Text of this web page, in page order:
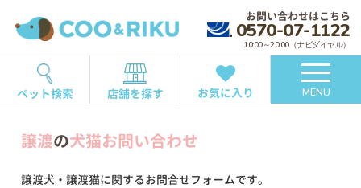
お問い合わせはこちら
0570-07-1122
10:00～20:00（ナビダイヤル）
ペット検索 店舗を探す お気に入り MENU
譲渡の犬猫お問い合わせ
譲渡犬・譲渡猫に関するお問合せフォームです。